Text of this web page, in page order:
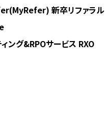
新卒リファラル
ング&RPOサービス RXO